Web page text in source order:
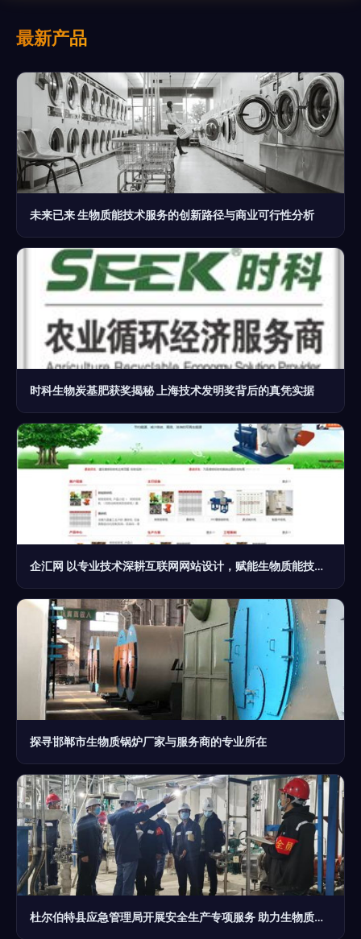
最新产品
未来已来 生物质能技术服务的创新路径与商业可行性分析
时科生物炭基肥获奖揭秘 上海技术发明奖背后的真凭实据
企汇网 以专业技术深耕互联网网站设计，赋能生物质能技术服务升级
探寻邯郸市生物质锅炉厂家与服务商的专业所在
杜尔伯特县应急管理局开展安全生产专项服务 助力生物质能技术推广